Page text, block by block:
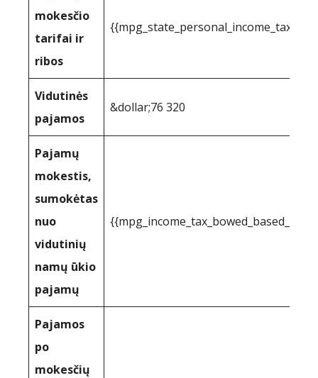
mokesčio
tarifai ir
ribos
Vidutinės
pajamos
&dollar;76 320
Pajamų
mokestis,
sumokėtas
nuo
vidutinių
namų ūkio
pajamų
Pajamos
po
mokesčių